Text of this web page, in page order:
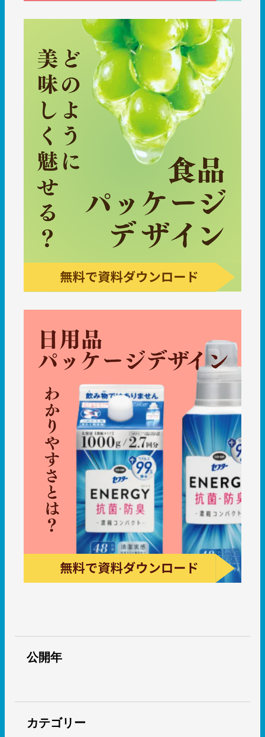
公開年
カテゴリー